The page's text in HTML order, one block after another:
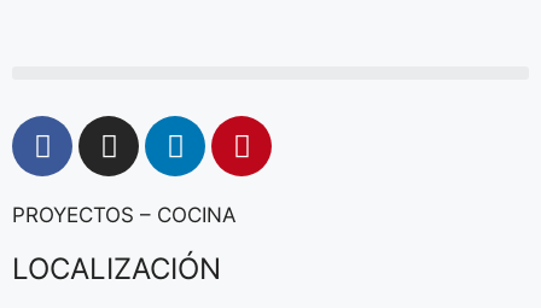
PROYECTOS – COCINA
LOCALIZACIÓN